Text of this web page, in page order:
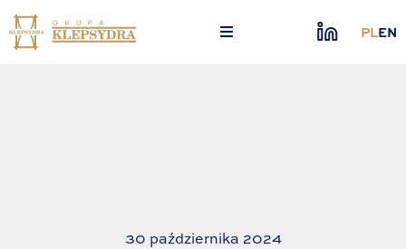
Skip
to
content
PLEN
30 października 2024